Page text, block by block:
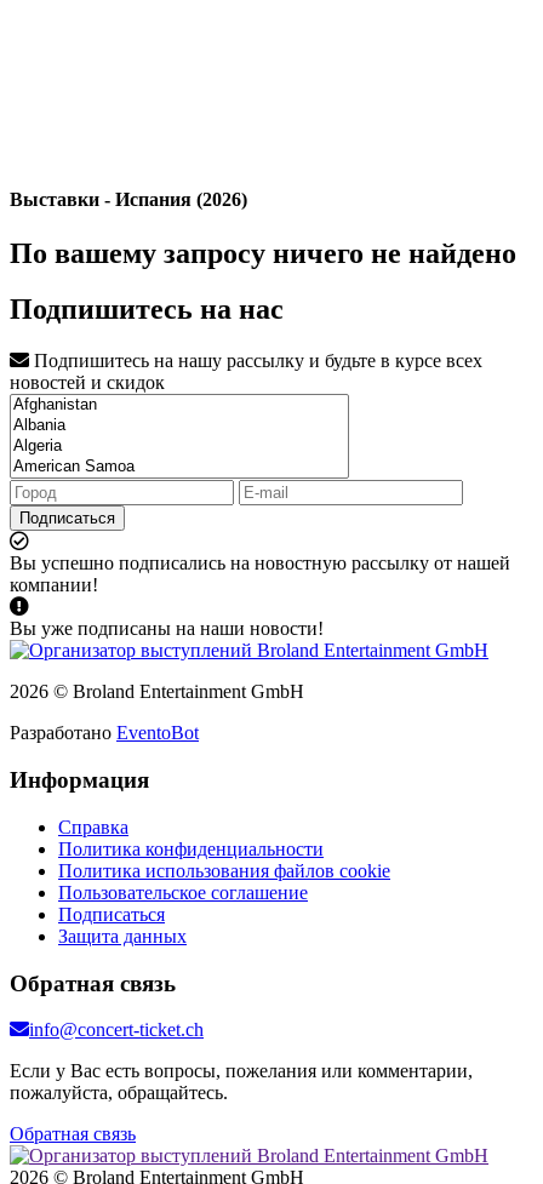
Выставки - Испания (2026)
По вашему запросу ничего не найдено
Подпишитесь на нас
Подпишитесь на нашу рассылку и будьте в курсе всех
новостей и скидок
Подписаться
Вы успешно подписались на новостную рассылку от нашей
компании!
Вы уже подписаны на наши новости!
2026 © Broland Entertainment GmbH
Разработано EventoBot
Информация
Справка
Политика конфиденциальности
Политика использования файлов cookie
Пользовательское соглашение
Подписаться
Защита данных
Обратная связь
info@concert-ticket.ch
Если у Вас есть вопросы, пожелания или комментарии,
пожалуйста, обращайтесь.
Обратная связь
2026 © Broland Entertainment GmbH